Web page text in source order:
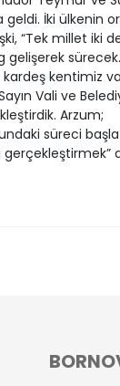
geldi. İki ülkenin
“Tek millet iki
gelişerek sürecek.
kardeş kentimiz
Vali ve
Arzum;
süreci